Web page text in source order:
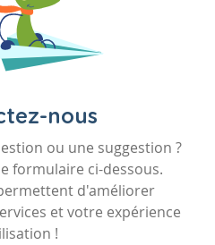
nous
ou une suggestion ?
formulaire ci-dessous.
d'améliorer
et votre expérience
!